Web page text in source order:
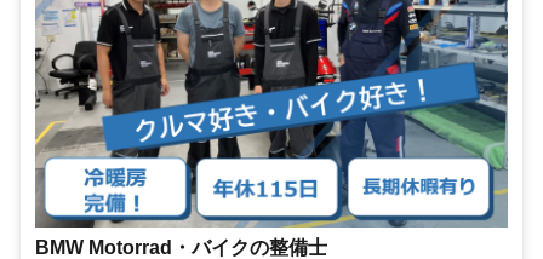
BMW Motorrad・バイクの整備士